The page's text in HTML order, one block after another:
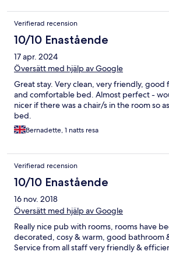
Verifierad recension
10/10 Enastående
17 apr. 2024
Översätt med hjälp av Google
Great stay. Very clean, very friendly,
and comfortable bed. Almost perfect -
nicer if there was a chair/s in the room so
bed.
Bernadette, 1 natts resa
Verifierad recension
10/10 Enastående
16 nov. 2018
Översätt med hjälp av Google
Really nice pub with rooms, rooms have
decorated, cosy & warm, good bathroom
Service from all staff very friendly &